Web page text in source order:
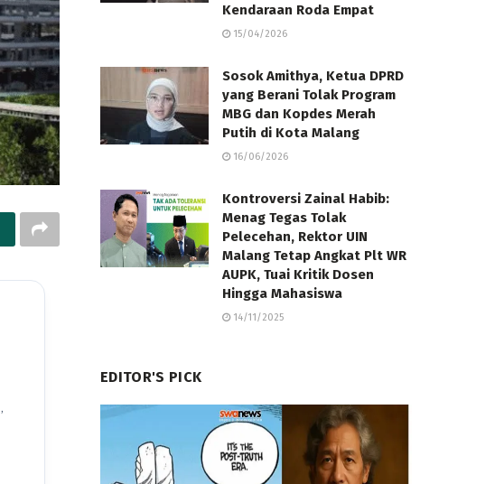
Kendaraan Roda Empat
15/04/2026
Sosok Amithya, Ketua DPRD
yang Berani Tolak Program
MBG dan Kopdes Merah
Putih di Kota Malang
16/06/2026
Kontroversi Zainal Habib:
Menag Tegas Tolak
Pelecehan, Rektor UIN
Malang Tetap Angkat Plt WR
AUPK, Tuai Kritik Dosen
Hingga Mahasiswa
14/11/2025
EDITOR'S PICK